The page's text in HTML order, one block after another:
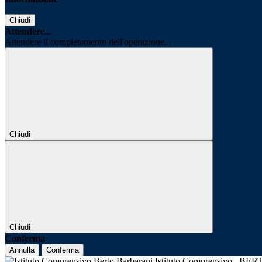
Chiudi
Attendere...
Attendere il completamento dell'operazione...
Chiudi
Chiudi
Conferma
Annulla Conferma